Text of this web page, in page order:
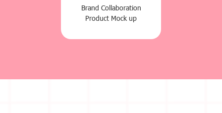
Brand Collaboration
Product Mock up